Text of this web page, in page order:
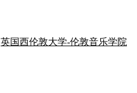
英国西伦敦大学-伦敦音乐学院